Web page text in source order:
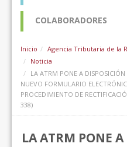
COLABORADORES
Inicio Agencia Tributaria de la
Noticia
LA ATRM PONE A
NUEVO FORMULARIO
PROCEDIMIENTO DE
338)
LA ATRM PONE